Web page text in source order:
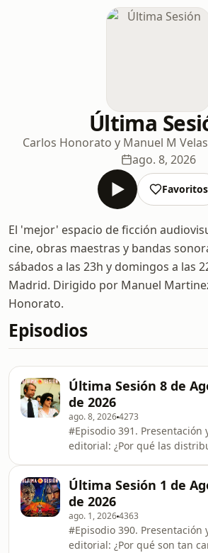
Última
Carlos Honorato y Manuel M
ago. 8, 2026
Favoritos
El 'mejor' espacio de ficción
cine, obras maestras y bandas
sábados a las 23h y domingos a las
Madrid. Dirigido por Manuel
Honorato.
Episodios
Última Sesión 8 de
de 2026
ago. 8, 20264273
#Episodio 391. Presentación
editorial: ¿Por qué las
webs de estrenos, con el logo
filme, ralentizando así, de un
desesperante, el correcto
esa web? // Biopic: Sam Neill
2026) ​// Película Mítica: ’Un
oscuridad’ dirigida en 1988
Última Sesión 1 de
de 2026
ago. 1, 20264363
#Episodio 390. Presentación
editorial: ¿Por qué son tan